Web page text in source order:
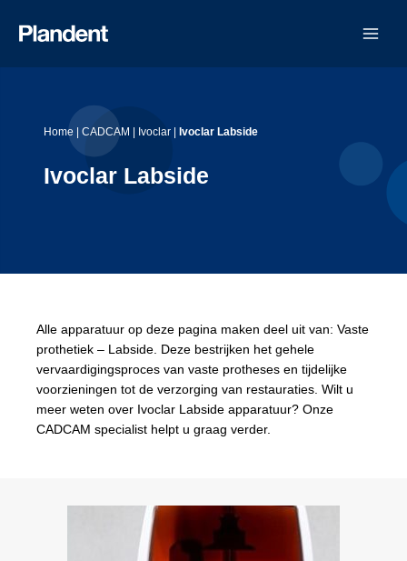
naar
Home CADCAM Ivoclar Ivoclar Labside
Ivoclar Labside
Alle apparatuur op deze pagina maken deel uit van: Vaste
prothetiek – Labside. Deze bestrijken het gehele
vervaardigingsproces van vaste protheses en tijdelijke
voorzieningen tot de verzorging van restauraties. Wilt u
meer weten over Ivoclar Labside apparatuur? Onze
CADCAM specialist helpt u graag verder.